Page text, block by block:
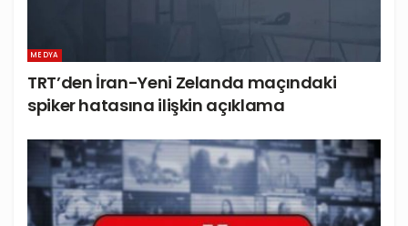
MEDYA
TRT’den İran-Yeni Zelanda maçındaki
spiker hatasına ilişkin açıklama